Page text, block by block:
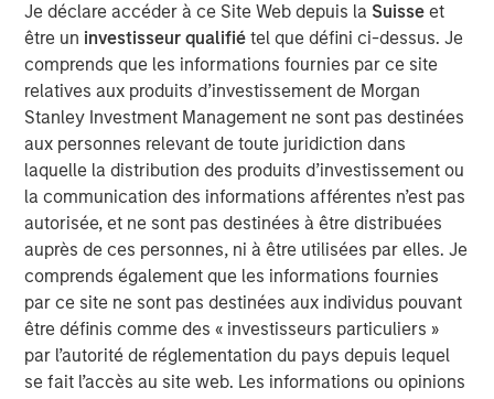
Je déclare accéder à ce Site Web depuis la Suisse et
être un investisseur qualifiétel que défini ci-dessus. Je
comprends que les informations fournies par ce site
relatives aux produits d’investissement de Morgan
Stanley Investment Management ne sont pas destinées
aux personnes relevant de toute juridiction dans
laquelle la distribution des produits d’investissement ou
la communication des informations afférentes n’est pas
autorisée, et ne sont pas destinées à être distribuées
auprès de ces personnes, ni à être utilisées par elles. Je
comprends également que les informations fournies
par ce site ne sont pas destinées aux individus pouvant
être définis comme des « investisseurs particuliers »
par l’autorité de réglementation du pays depuis lequel
se fait l’accès au site web. Les informations ou opinions
Protocol-based network, including 30 data centers,
31,000 fiber route-miles of network, and metro fiber
assets in 11 major markets. The combined customer base
is expected to demonstrate strong fundamentals, with
monthly recurring revenue comprising approximately
87% of total revenue. In addition, the combined company
will have significant opportunities for growth by cross-
selling and upselling to existing customers with a
comprehensive suite of cloud and business services.
The acquisition will not include Birch's legacy consumer
and single-line business customers, which have lower
profitability and Average Revenue Per Customer (ARPU)
as well as higher churn rates.